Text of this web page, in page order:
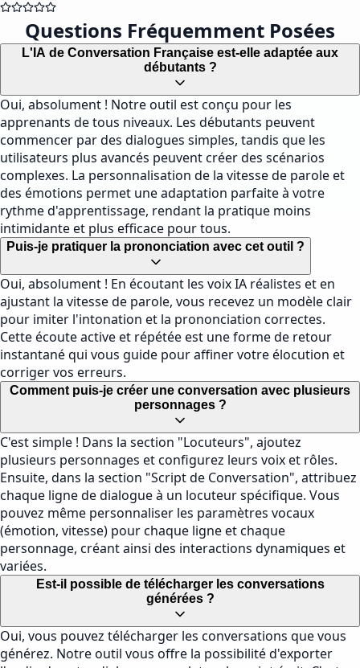
Questions Fréquemment Posées
L'IA de Conversation Française est-elle adaptée aux
débutants ?
Oui, absolument ! Notre outil est conçu pour les
apprenants de tous niveaux. Les débutants peuvent
commencer par des dialogues simples, tandis que les
utilisateurs plus avancés peuvent créer des scénarios
complexes. La personnalisation de la vitesse de parole et
des émotions permet une adaptation parfaite à votre
rythme d'apprentissage, rendant la pratique moins
intimidante et plus efficace pour tous.
Puis-je pratiquer la prononciation avec cet outil ?
Oui, absolument ! En écoutant les voix IA réalistes et en
ajustant la vitesse de parole, vous recevez un modèle clair
pour imiter l'intonation et la prononciation correctes.
Cette écoute active et répétée est une forme de retour
instantané qui vous guide pour affiner votre élocution et
corriger vos erreurs.
Comment puis-je créer une conversation avec plusieurs
personnages ?
C'est simple ! Dans la section "Locuteurs", ajoutez
plusieurs personnages et configurez leurs voix et rôles.
Ensuite, dans la section "Script de Conversation", attribuez
chaque ligne de dialogue à un locuteur spécifique. Vous
pouvez même personnaliser les paramètres vocaux
(émotion, vitesse) pour chaque ligne et chaque
personnage, créant ainsi des interactions dynamiques et
variées.
Est-il possible de télécharger les conversations
générées ?
Oui, vous pouvez télécharger les conversations que vous
générez. Notre outil vous offre la possibilité d'exporter